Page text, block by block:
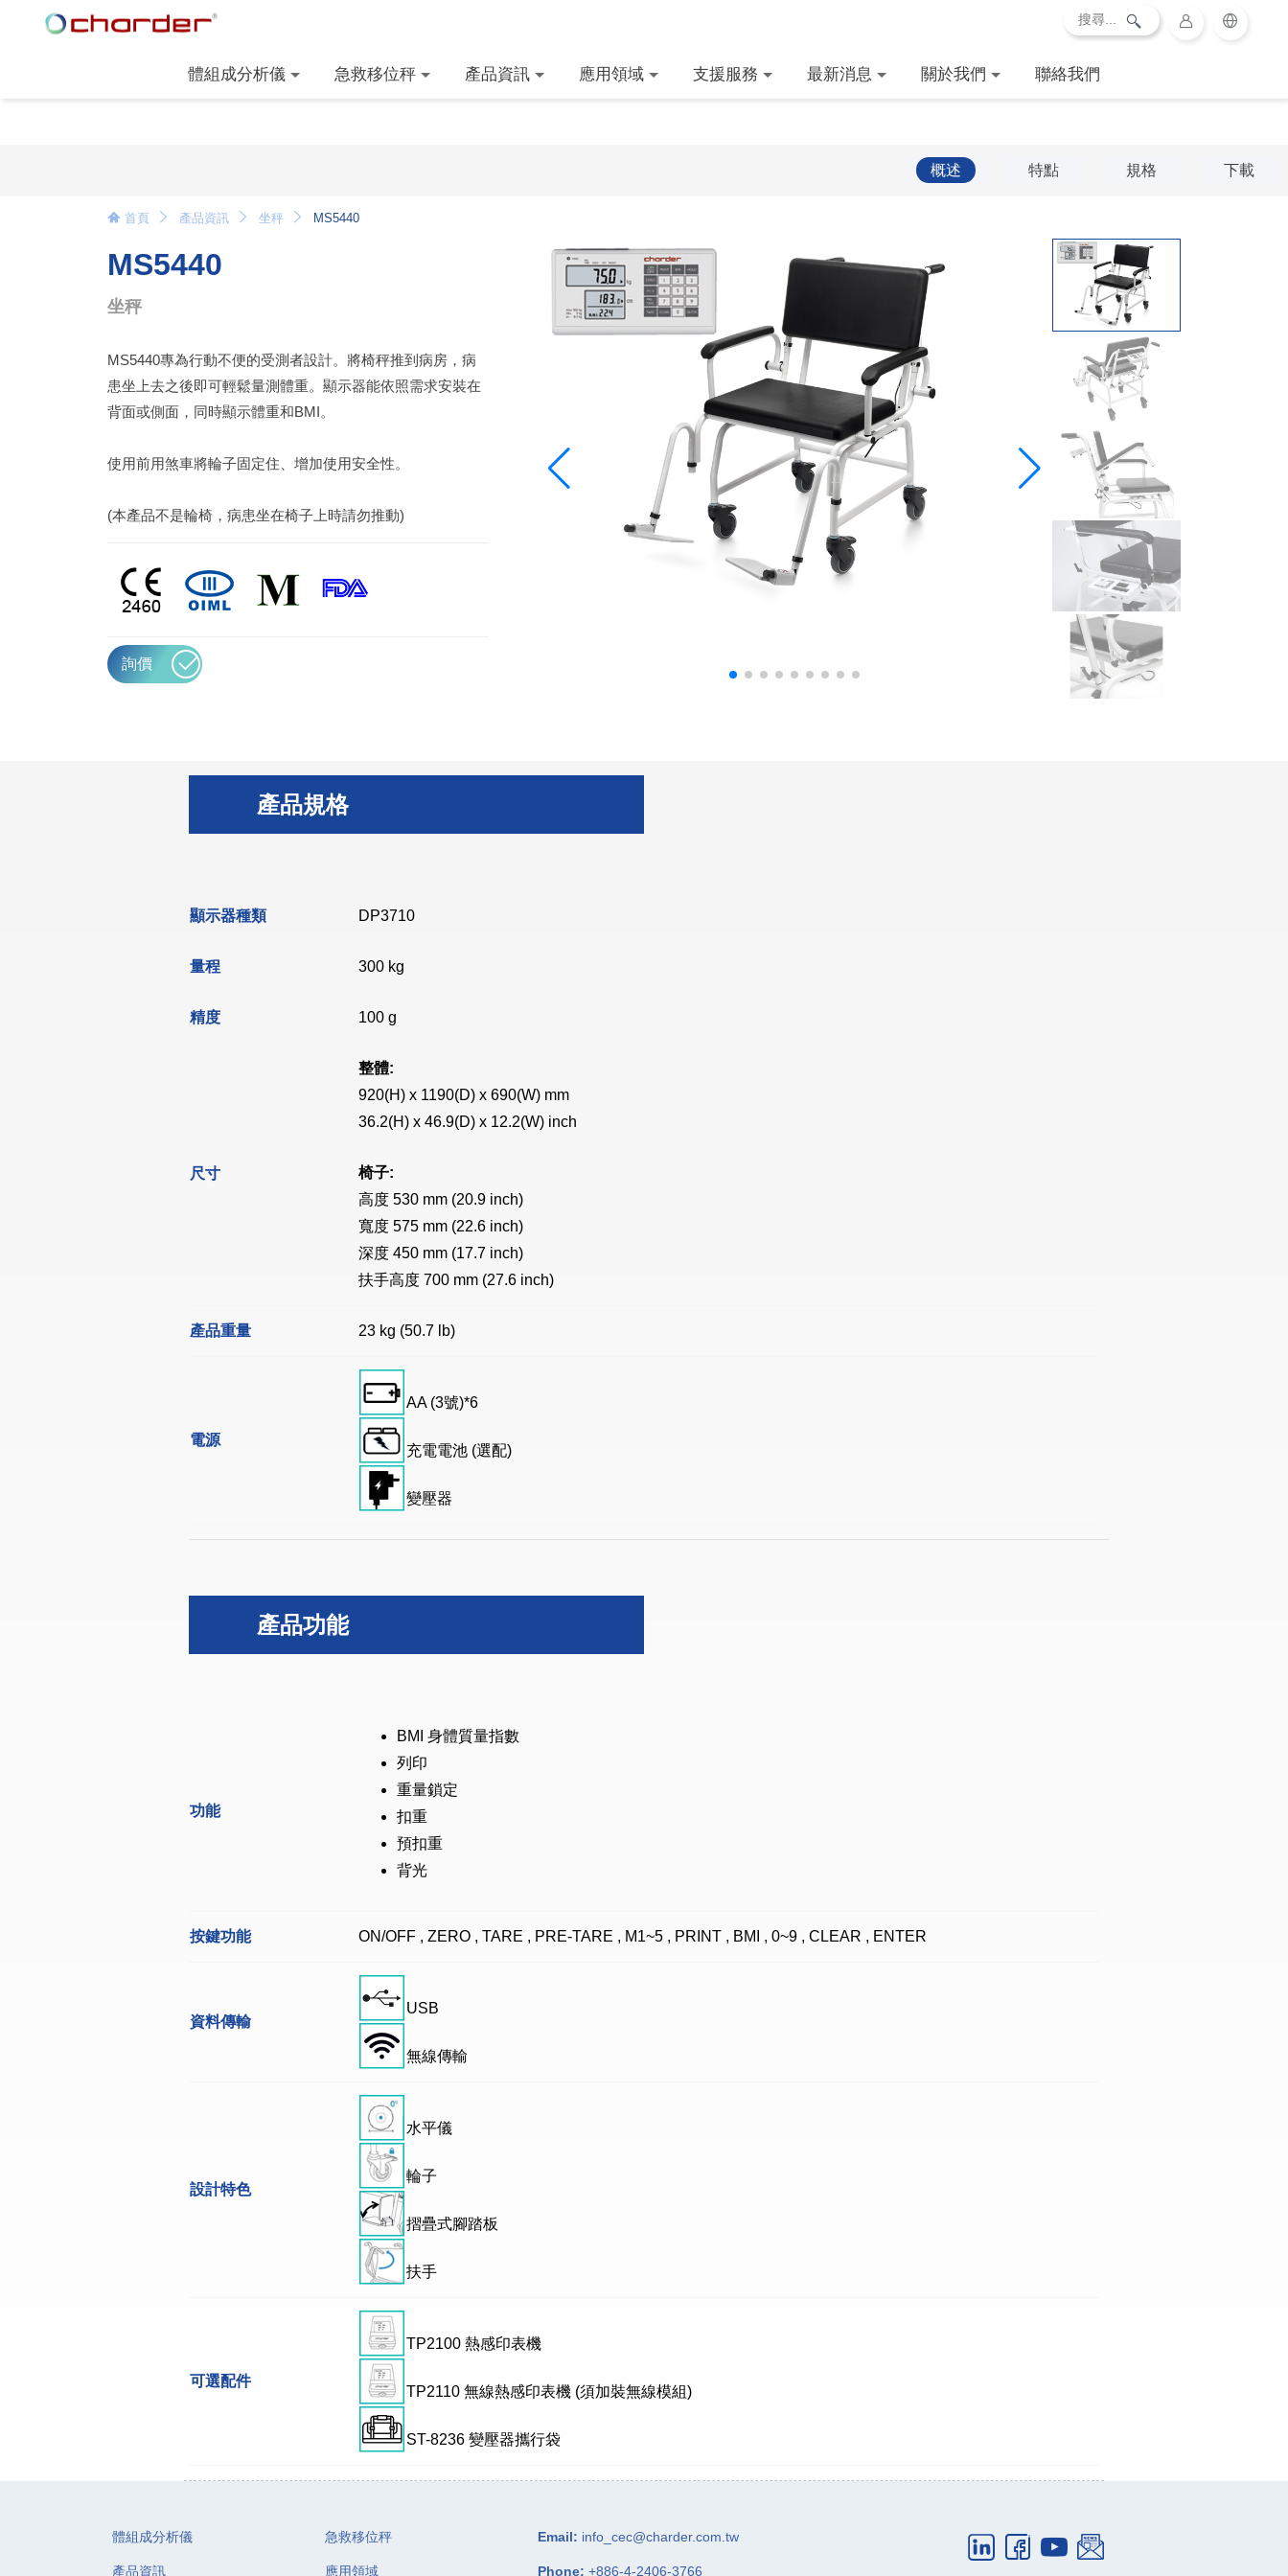
體組成分析儀 急救移位秤 產品資訊 應用領域 支援服務 最新消息 關於我們 聯絡我們
概述 特點 規格 下載
首頁 產品資訊 坐秤 MS5440
MS5440
坐秤
MS5440專為行動不便的受測者設計。將椅秤推到病房，病
患坐上去之後即可輕鬆量測體重。顯示器能依照需求安裝在
背面或側面，同時顯示體重和BMI。
使用前用煞車將輪子固定住、增加使用安全性。
(本產品不是輪椅，病患坐在椅子上時請勿推動)
詢價
產品規格
顯示器種類 DP3710
量程 300 kg
精度 100 g
尺寸
整體:
920(H) x 1190(D) x 690(W) mm
36.2(H) x 46.9(D) x 12.2(W) inch
椅子:
高度 530 mm (20.9 inch)
寬度 575 mm (22.6 inch)
深度 450 mm (17.7 inch)
扶手高度 700 mm (27.6 inch)
產品重量 23 kg (50.7 lb)
電源
AA (3號)*6
充電電池 (選配)
變壓器
產品功能
功能
BMI 身體質量指數
列印
重量鎖定
扣重
預扣重
背光
按鍵功能 ON/OFF , ZERO , TARE , PRE-TARE , M1~5 , PRINT , BMI , 0~9 , CLEAR , ENTER
資料傳輸
USB
無線傳輸
設計特色
水平儀
輪子
摺疊式腳踏板
扶手
可選配件
TP2100 熱感印表機
TP2110 無線熱感印表機 (須加裝無線模組)
ST-8236 變壓器攜行袋
體組成分析儀 急救移位秤
產品資訊 應用領域
Email: info_cec@charder.com.tw
Phone: +886-4-2406-3766